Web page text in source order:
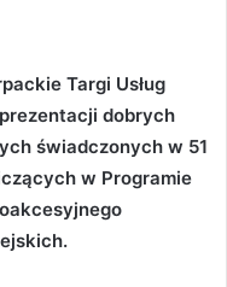
Targi Usług
dobrych
świadczonych w 51
w Programie